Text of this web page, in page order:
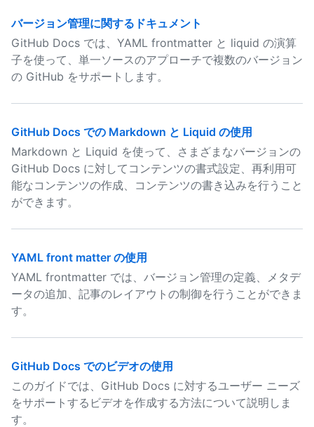
バージョン管理に関するドキュメント
GitHub Docs では、YAML frontmatter と liquid の演算
子を使って、単一ソースのアプローチで複数のバージョン
の GitHub をサポートします。
GitHub Docs での Markdown と Liquid の使用
Markdown と Liquid を使って、さまざまなバージョンの
GitHub Docs に対してコンテンツの書式設定、再利用可
能なコンテンツの作成、コンテンツの書き込みを行うこと
ができます。
YAML front matter の使用
YAML frontmatter では、バージョン管理の定義、メタデ
ータの追加、記事のレイアウトの制御を行うことができま
す。
GitHub Docs でのビデオの使用
このガイドでは、GitHub Docs に対するユーザー ニーズ
をサポートするビデオを作成する方法について説明しま
す。